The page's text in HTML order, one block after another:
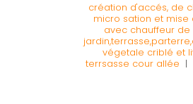
création d'accés, de
micro sation et mise
avec chauffeur de
végetale criblé et
terrsasse cour allée |